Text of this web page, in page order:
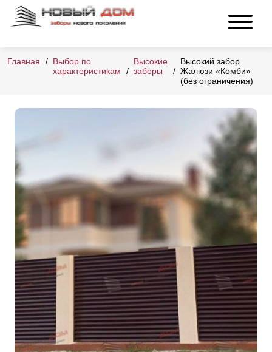
Главная
Выбор по
характеристикам
Высокие
заборы
Высокий забор
Жалюзи «Комби»
(без ограничения)